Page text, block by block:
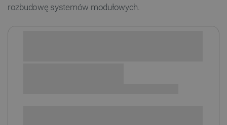
rozbudowę systemów modułowych.